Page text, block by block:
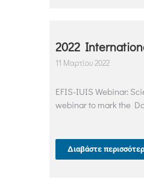
2022
11 Μαρτίου 2022
EFIS-IUIS Webinar:
webinar to mark the
Διαβάστε